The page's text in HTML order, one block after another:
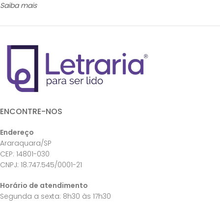
Saiba mais
ENCONTRE-NOS
Endereço
Araraquara/SP
CEP: 14801-030
CNPJ: 18.747.545/0001-21
Horário de atendimento
Segunda a sexta: 8h30 às 17h30